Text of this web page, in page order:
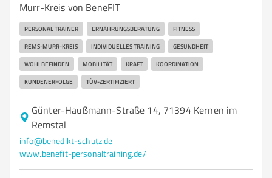
Murr-Kreis von BeneFIT
PERSONAL TRAINER ERNÄHRUNGSBERATUNG FITNESS
REMS-MURR-KREIS INDIVIDUELLES TRAINING GESUNDHEIT
WOHLBEFINDEN MOBILITÄT KRAFT KOORDINATION
KUNDENERFOLGE TÜV-ZERTIFIZIERT
Günter-Haußmann-Straße 14, 71394 Kernen im
Remstal
info@benedikt-schutz.de
www.benefit-personaltraining.de/